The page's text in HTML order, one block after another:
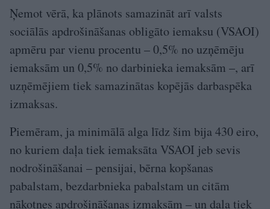
Ņemot vērā, ka plānots samazināt arī valsts
sociālās apdrošināšanas obligāto iemaksu (VSAOI)
apmēru par vienu procentu – 0,5% no uzņēmēju
iemaksām un 0,5% no darbinieka iemaksām –, arī
uzņēmējiem tiek samazinātas kopējās darbaspēka
izmaksas.
Piemēram, ja minimālā alga līdz šim bija 430 eiro,
no kuriem daļa tiek iemaksāta VSAOI jeb sevis
nodrošināšanai – pensijai, bērna kopšanas
pabalstam, bezdarbnieka pabalstam un citām
nākotnes apdrošināšanas izmaksām – un daļa tiek